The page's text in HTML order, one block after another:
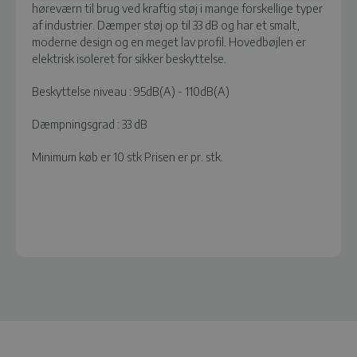
høreværn til brug ved kraftig støj i mange forskellige typer
af industrier. Dæmper støj op til 33 dB og har et smalt,
moderne design og en meget lav profil. Hovedbøjlen er
elektrisk isoleret for sikker beskyttelse.
Beskyttelse niveau : 95dB(A) - 110dB(A)
Dæmpningsgrad : 33 dB
Minimum køb er 10 stk Prisen er pr. stk.